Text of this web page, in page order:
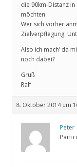
die 90km-Distanz in
möchten.
Wer sich vorher
Zielverpflegung.
Also ich mach‘ da
noch dabei?
Gruß
Ralf
8. Oktober 2014 um
Peter